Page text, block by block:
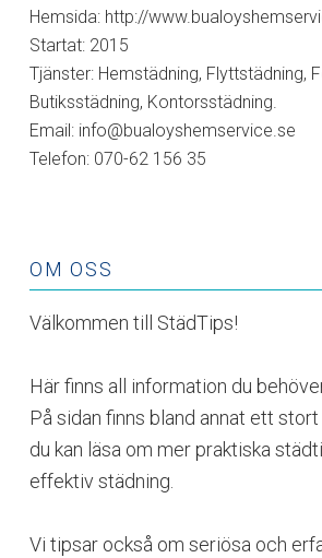
Hemsida: http://
Startat: 2015
Tjänster: Hemstädning, Flyttstädning,
Butiksstädning, Kontorsstädning.
Email: info@bualoyshemservice.se
Telefon: 070-62 156 35
OM OSS
Välkommen till StädTips!
Här finns all information du
På sidan finns bland annat ett
du kan läsa om mer praktiska
effektiv städning.
Vi tipsar också om seriösa och